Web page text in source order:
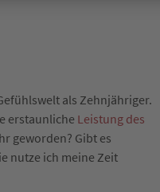
als Zehnjähriger.
erstaunliche Leistung des
geworden? Gibt es
nutze ich meine Zeit